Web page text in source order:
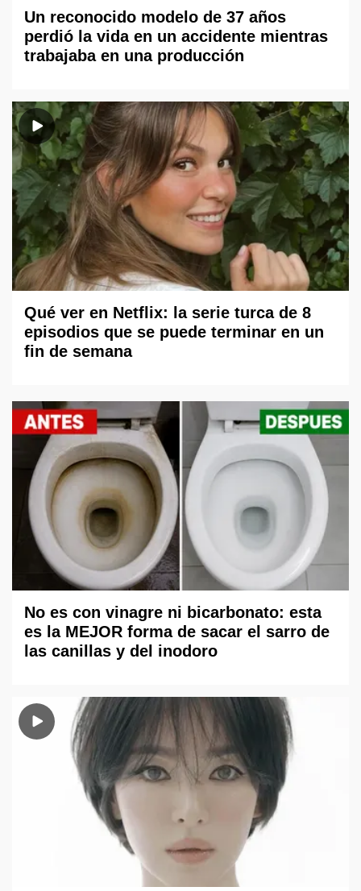
Un reconocido modelo de 37 años
perdió la vida en un accidente mientras
trabajaba en una producción
Qué ver en Netflix: la serie turca de 8
episodios que se puede terminar en un
fin de semana
No es con vinagre ni bicarbonato: esta
es la MEJOR forma de sacar el sarro de
las canillas y del inodoro